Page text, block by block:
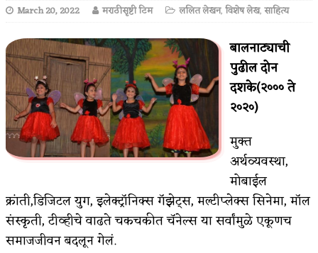
शपथ
किती घोषणांचा पाऊस होता
कसं हुईन तं हू माय…
काळजाचे प्रेत
चमकदार चांदी
आदिवासींचा डॉक्टर, समाजसेवेचा ध्यास : डॉ. राहुल
जोशी
डेंग्यू: ताप उतरला म्हणजे धोका टळला असे नाही!
March 20, 2022 मराठीसृष्टी टिम ललित लेखन,विशेष लेख,साहित्य
बालनाट्याची
पुढील दोन
दशके(२००० ते
२०२०)
मुक्त
अर्थव्यवस्था,
मोबाईल
क्रांती,डिजिटल युग, इलेक्ट्रॉनिक्स गॅझेट्स, मल्टीप्लेक्स सिनेमा, मॉल
संस्कृती, टीव्हीचे वाढते चकचकीत चॅनेल्स या सर्वांमुळे एकूणच
समाजजीवन बदलून गेलं.